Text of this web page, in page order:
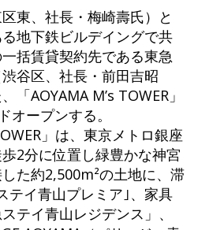
東、社長・梅崎壽氏）と
地下鉄ビルデイングで共
括賃貸契約先である東急
谷区、社長・前田吉昭
「AOYAMA M’s TOWER」
オープンする。
」は、東京メトロ銀座
2分に位置し緑豊かな神宮
た約2,500m²の土地に、滞
テイ青山プレミア｣、家具
テイ青山レジデンス」、